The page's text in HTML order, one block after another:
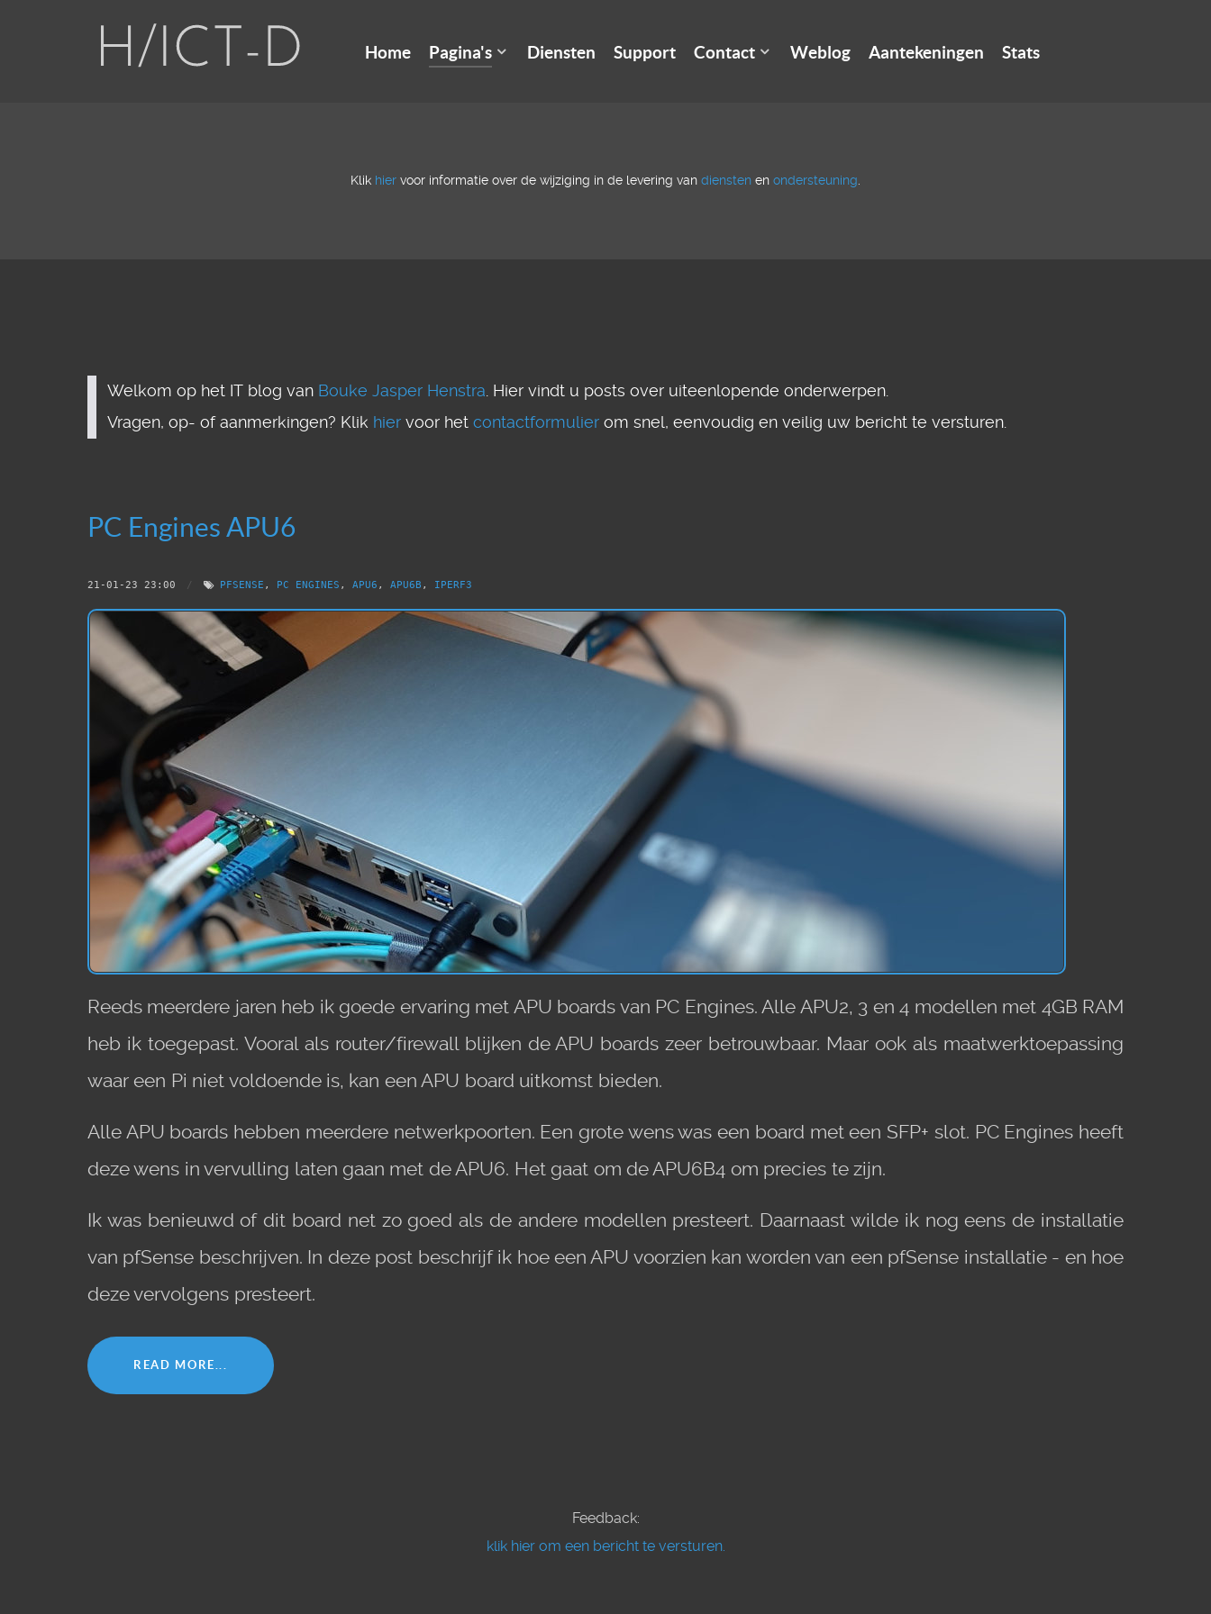
Home Pagina's Diensten Support Contact Weblog Aantekeningen Stats
Klik hier voor informatie over de wijziging in de levering van diensten en ondersteuning.
Welkom op het IT blog van Bouke Jasper Henstra. Hier vindt u posts over uiteenlopende onderwerpen.
Vragen, op- of aanmerkingen? Klik hier voor het contactformulier om snel, eenvoudig en veilig uw bericht te versturen.
PC Engines APU6
21-01-23 23:00 / PFSENSE , PC ENGINES , APU6 , APU6B , IPERF3
Reeds meerdere jaren heb ik goede ervaring met APU boards van PC Engines. Alle APU2, 3 en 4 modellen met 4GB RAM
heb ik toegepast. Vooral als router/firewall blijken de APU boards zeer betrouwbaar. Maar ook als maatwerktoepassing
waar een Pi niet voldoende is, kan een APU board uitkomst bieden.
Alle APU boards hebben meerdere netwerkpoorten. Een grote wens was een board met een SFP+ slot. PC Engines heeft
deze wens in vervulling laten gaan met de APU6. Het gaat om de APU6B4 om precies te zijn.
Ik was benieuwd of dit board net zo goed als de andere modellen presteert. Daarnaast wilde ik nog eens de installatie
van pfSense beschrijven. In deze post beschrijf ik hoe een APU voorzien kan worden van een pfSense installatie - en hoe
deze vervolgens presteert.
READ MORE...
Feedback:
klik hier om een bericht te versturen.